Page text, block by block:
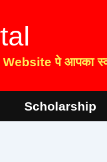
पे आपका
Scholarship